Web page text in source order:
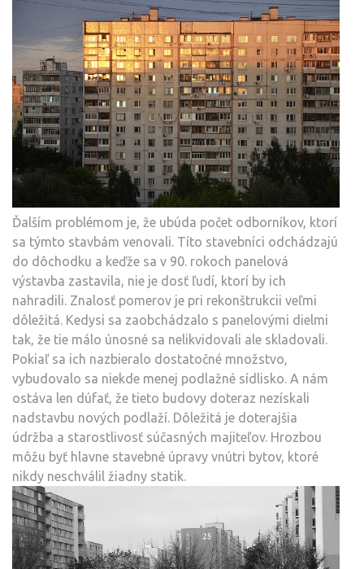
Ďalším problémom je, že ubúda počet odborníkov, ktorí
sa týmto stavbám venovali. Títo stavebníci odchádzajú
do dôchodku a keďže sa v 90. rokoch panelová
výstavba zastavila, nie je dosť ľudí, ktorí by ich
nahradili. Znalosť pomerov je pri rekonštrukcii veľmi
dôležitá. Kedysi sa zaobchádzalo s panelovými dielmi
tak, že tie málo únosné sa nelikvidovali ale skladovali.
Pokiaľ sa ich nazbieralo dostatočné množstvo,
vybudovalo sa niekde menej podlažné sídlisko. A nám
ostáva len dúfať, že tieto budovy doteraz nezískali
nadstavbu nových podlaží. Dôležitá je doterajšia
údržba a starostlivosť súčasných majiteľov. Hrozbou
môžu byť hlavne stavebné úpravy vnútri bytov, ktoré
nikdy neschválil žiadny statik.